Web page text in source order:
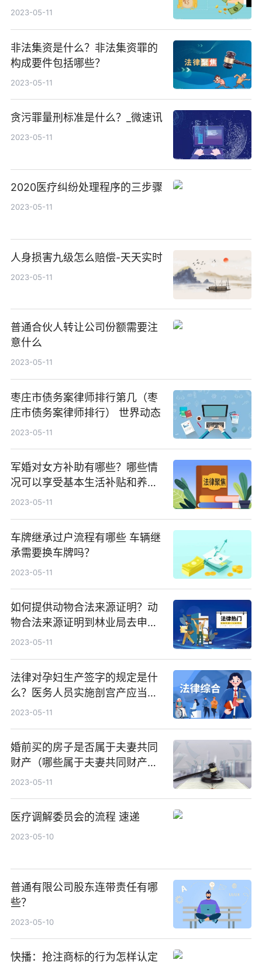
2023-05-11
非法集资是什么？非法集资罪的
构成要件包括哪些？
2023-05-11
贪污罪量刑标准是什么？_微速讯
2023-05-11
2020医疗纠纷处理程序的三步骤
2023-05-11
人身损害九级怎么赔偿-天天实时
2023-05-11
普通合伙人转让公司份额需要注
意什么
2023-05-11
枣庄市债务案律师排行第几（枣
庄市债务案律师排行） 世界动态
2023-05-11
军婚对女方补助有哪些？哪些情
况可以享受基本生活补贴和养老
和医疗保险个人账户补贴待遇？
2023-05-11
车牌继承过户流程有哪些 车辆继
承需要换车牌吗？
2023-05-11
如何提供动物合法来源证明？动
物合法来源证明到林业局去申请
吗？
2023-05-11
法律对孕妇生产签字的规定是什
么？医务人员实施剖宫产应当首
先征得孕妇本人意见吗？
2023-05-11
婚前买的房子是否属于夫妻共同
财产（哪些属于夫妻共同财产
吗）
2023-05-11
医疗调解委员会的流程 速递
2023-05-10
普通有限公司股东连带责任有哪
些？
2023-05-10
快播：抢注商标的行为怎样认定